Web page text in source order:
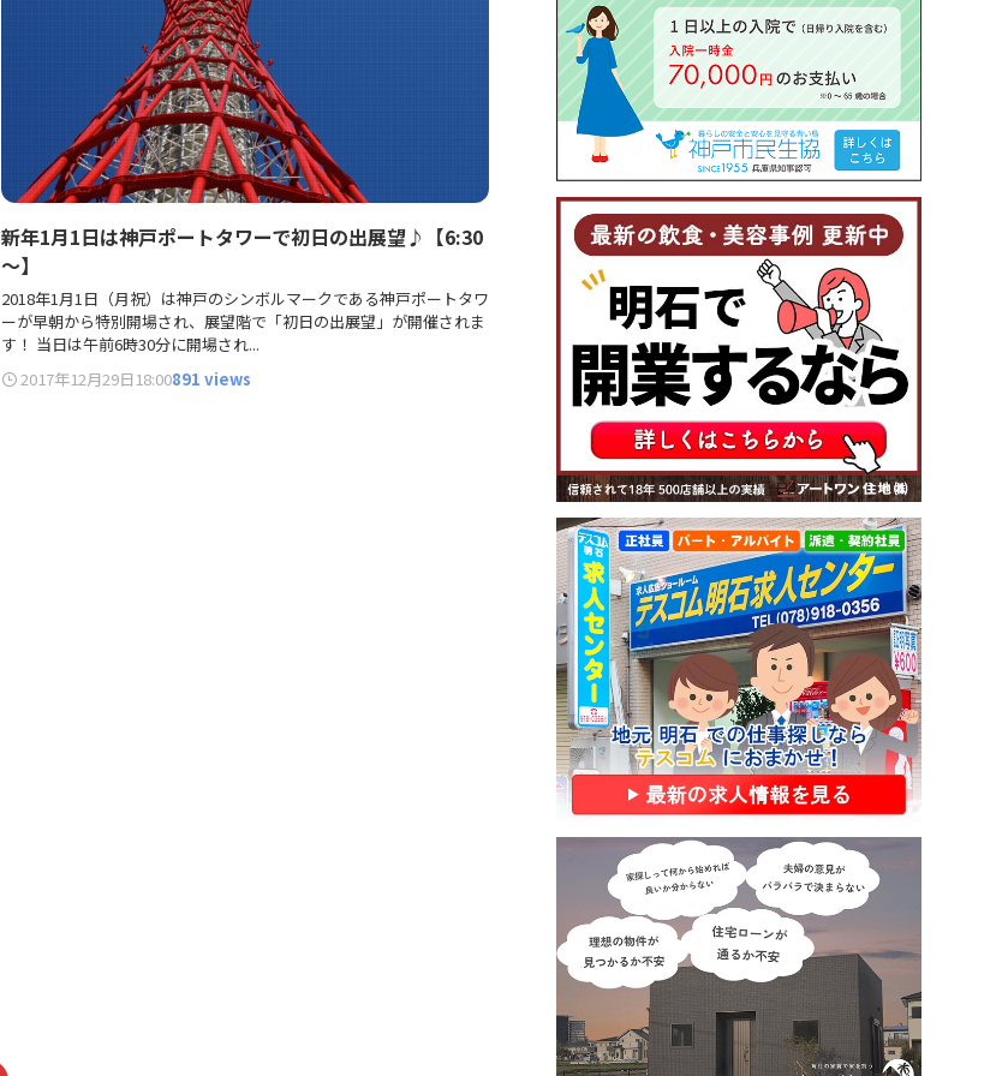
新年1月1日は神戸ポートタワーで初日の出展望♪【6:30
～】
2018年1月1日（月祝）は神戸のシンボルマークである神戸ポートタワ
ーが早朝から特別開場され、展望階で「初日の出展望」が開催されま
す！ 当日は午前6時30分に開場され...
2017年12月29日18:00891 views